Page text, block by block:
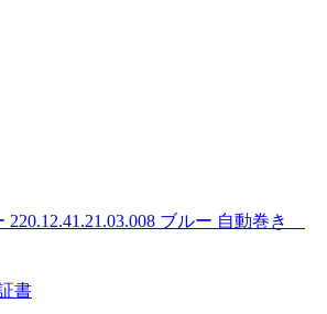
220.12.41.21.03.008 ブルー 自動巻き
書